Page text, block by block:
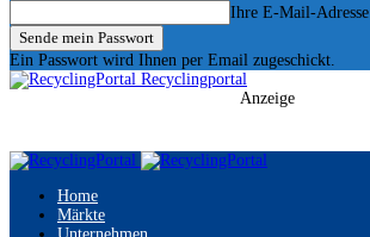
Ihre E-Mail-Adresse
Ein Passwort wird Ihnen per Email zugeschickt.
Recyclingportal
Anzeige
Home
Märkte